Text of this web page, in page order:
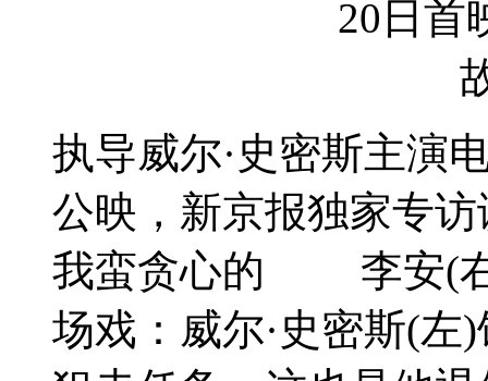
执导威尔·史密斯主演
公映，新京报独家
我蛮贪心的 李安(右)
场戏：威尔·史密斯(左